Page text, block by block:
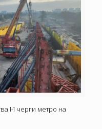
І-ї черги метро на